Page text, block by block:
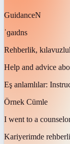
GuidanceN
ˈɡaɪdns
Rehberlik,
Help and advice
Eş anlamlılar:
Örnek Cümle
I went to a
Kariyerimde